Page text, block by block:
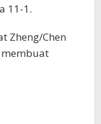
11-1.
Zheng/Chen